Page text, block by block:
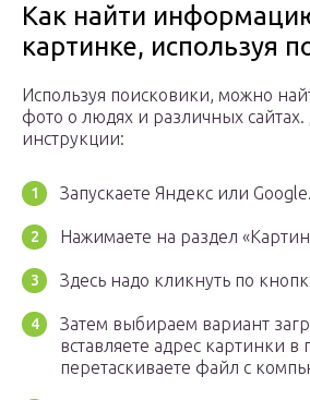
Как найти
картинке, используя
Используя поисковики, можно
фото о людях и различных сайтах.
инструкции:
Запускаете Яндекс или Google.
Нажимаете на раздел
Здесь надо кликнуть по
Затем выбираем вариант
вставляете адрес картинки в
перетаскиваете файл с